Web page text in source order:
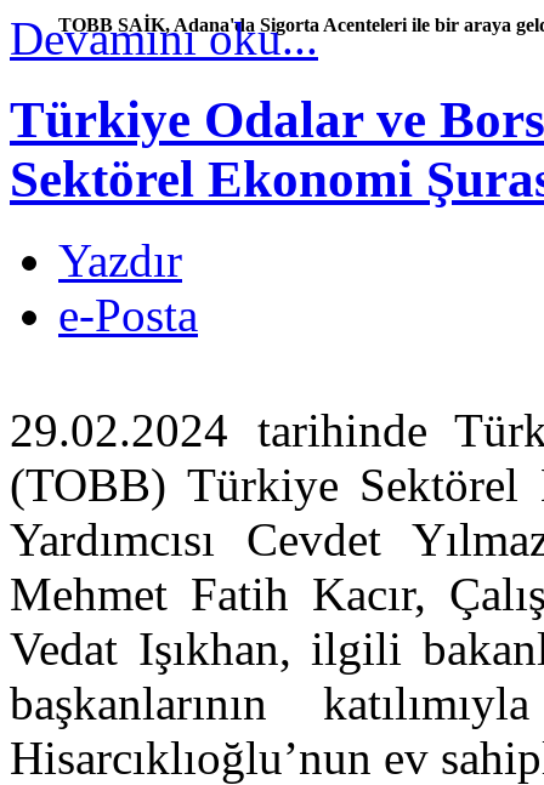
TOBB SAİK, Adana'da Sigorta Acenteleri ile bir araya
Devamını oku...
Türkiye Odalar ve
Sektörel Ekonomi
Yazdır
e-Posta
29.02.2024 tarihinde
(TOBB) Türkiye Sektörel
Yardımcısı Cevdet
Mehmet Fatih Kacır,
Vedat Işıkhan, ilgili
başkanlarının
Hisarcıklıoğlu’nun ev